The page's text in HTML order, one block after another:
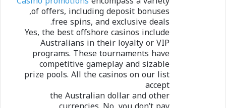
of offers, including deposit bonuses,
free spins, and exclusive deals.
Yes, the best offshore casinos include
Australians in their loyalty or VIP
programs. These tournaments have
competitive gameplay and sizable
prize pools. All the casinos on our list
accept
the Australian dollar and other